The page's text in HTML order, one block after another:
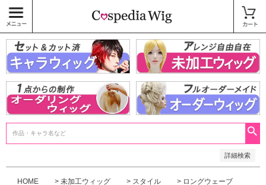
詳細検索
〜
商品タグ
キャラウィッグ
未加工ウィッグ
ベースウィッグ
衣装
SALE中
HOME 未加工ウィッグ スタイル
ロングウェーブ